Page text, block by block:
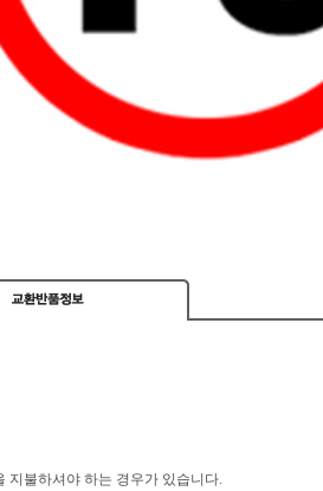
지불하셔야 하는 경우가 있습니다.